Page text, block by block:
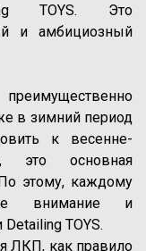
TOYS. Это
и амбициозный
в зимний период
к весенне-
это основная
этому, каждому
внимание и
TOYS.
ЛКП, как правило